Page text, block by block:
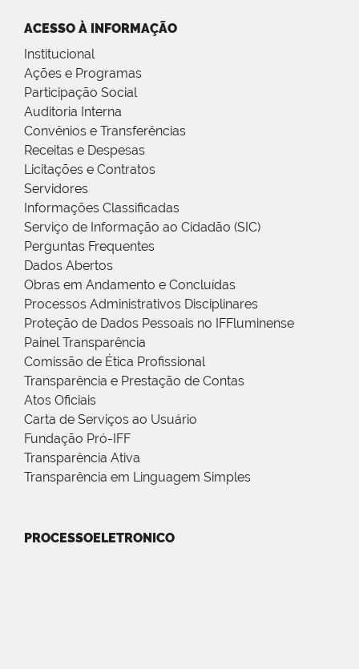
ACESSO À INFORMAÇÃO
Institucional
Ações e Programas
Participação Social
Auditoria Interna
Convênios e Transferências
Receitas e Despesas
Licitações e Contratos
Servidores
Informações Classificadas
Serviço de Informação ao Cidadão (SIC)
Perguntas Frequentes
Dados Abertos
Obras em Andamento e Concluídas
Processos Administrativos Disciplinares
Proteção de Dados Pessoais no IFFluminense
Painel Transparência
Comissão de Ética Profissional
Transparência e Prestação de Contas
Atos Oficiais
Carta de Serviços ao Usuário
Fundação Pró-IFF
Transparência Ativa
Transparência em Linguagem Simples
PROCESSOELETRONICO